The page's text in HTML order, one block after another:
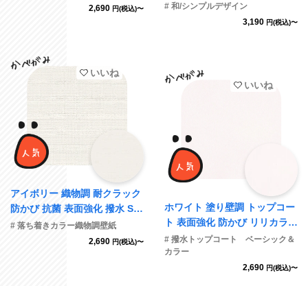
2,690 円(税込)〜
# 和/シンプルデザイン
3,190 円(税込)〜
いいね
アイボリー 織物調 耐クラック
防かび 抗菌 表面強化 撥水 SIN
COL BB2090 旧品番BB8154
# 落ち着きカラー織物調壁紙
2,690 円(税込)〜
いいね
ホワイト 塗り壁調 トップコー
ト 表面強化 防かび リリカラ L
L-6475 旧品番LL-7723
# 撥水トップコート ベーシック＆
カラー
2,690 円(税込)〜